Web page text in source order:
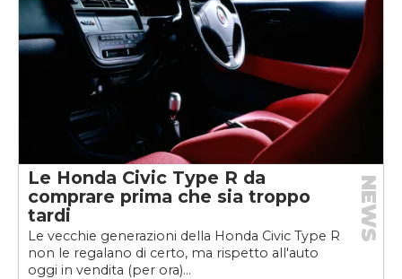
Le Honda Civic Type R da
comprare prima che sia troppo
tardi
Le vecchie generazioni della Honda Civic Type R
non le regalano di certo, ma rispetto all'auto
oggi in vendita (per ora)...
NEWS